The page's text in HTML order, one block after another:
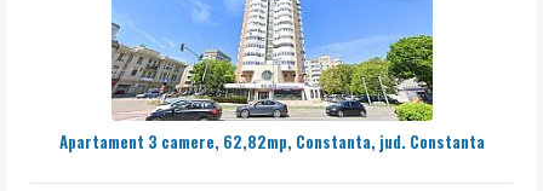
Apartament 3 camere, 62,82mp, Constanta, jud. Constanta